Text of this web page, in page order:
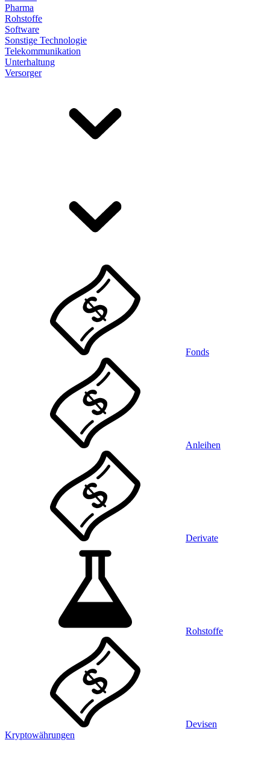
Pharma
Rohstoffe
Software
Sonstige Technologie
Telekommunikation
Unterhaltung
Versorger
Fonds
Anleihen
Derivate
Rohstoffe
Devisen
Kryptowährungen